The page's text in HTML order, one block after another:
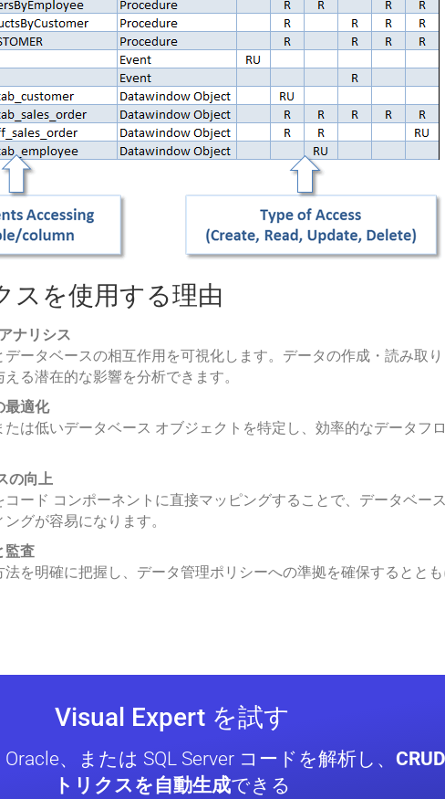
スを使用する理由
ナリシス
データベースの相互作用を可視化します。データの作成・読み取
る潜在的な影響を分析できます。
最適化
は低いデータベース オブジェクトを特定し、効率的なデータフ
の向上
ード コンポーネントに直接マッピングすることで、データベー
グが容易になります。
監査
を明確に把握し、データ管理ポリシーへの準拠を確保するとと
Visual Expert を試す
、または SQL Server コードを解析し、
トリクスを自動生成できる